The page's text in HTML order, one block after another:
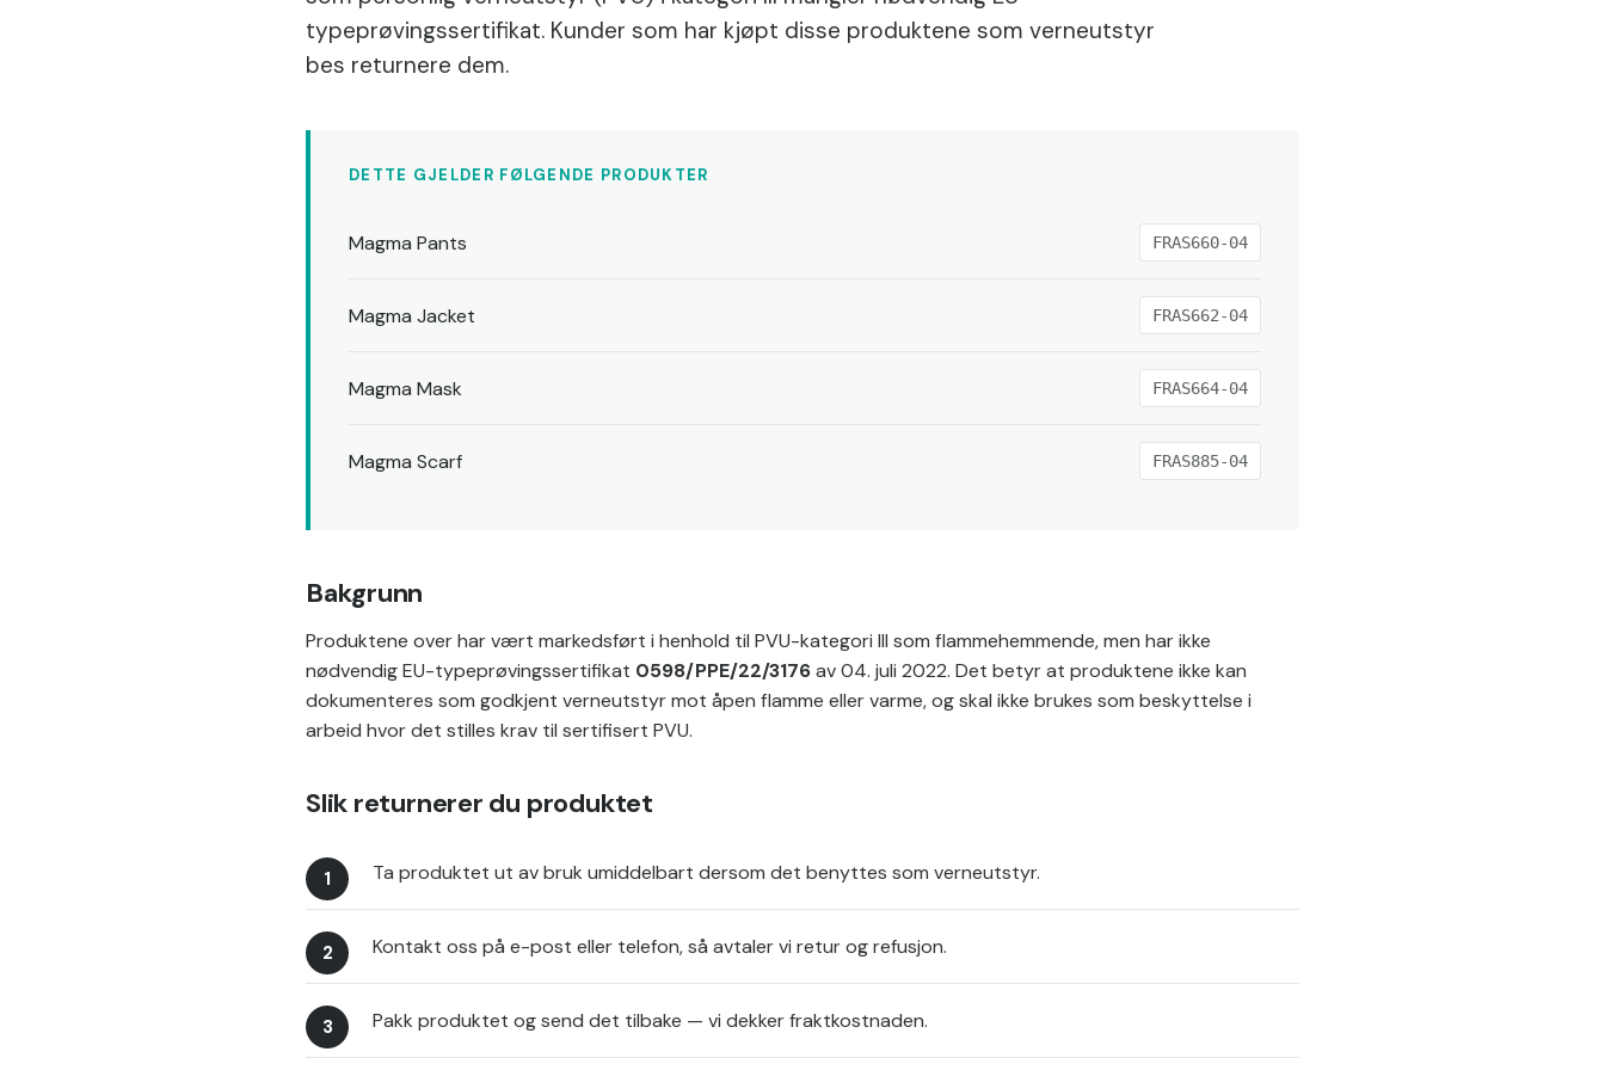
typeprøvingssertifikat. Kunder som har kjøpt disse produktene som verneutstyr
bes returnere dem.
DETTE GJELDER FØLGENDE PRODUKTER
Magma Pants FRAS660-04
Magma Jacket FRAS662-04
Magma Mask FRAS664-04
Magma Scarf FRAS885-04
Bakgrunn
Produktene over har vært markedsført i henhold til PVU-kategori III som flammehemmende, men har ikke
nødvendig EU-typeprøvingssertifikat 0598/PPE/22/3176av 04. juli 2022. Det betyr at produktene ikke kan
dokumenteres som godkjent verneutstyr mot åpen flamme eller varme, og skal ikke brukes som beskyttelse i
arbeid hvor det stilles krav til sertifisert PVU.
Slik returnerer du produktet
Ta produktet ut av bruk umiddelbart dersom det benyttes som verneutstyr.
Kontakt oss på e-post eller telefon, så avtaler vi retur og refusjon.
Pakk produktet og send det tilbake — vi dekker fraktkostnaden.